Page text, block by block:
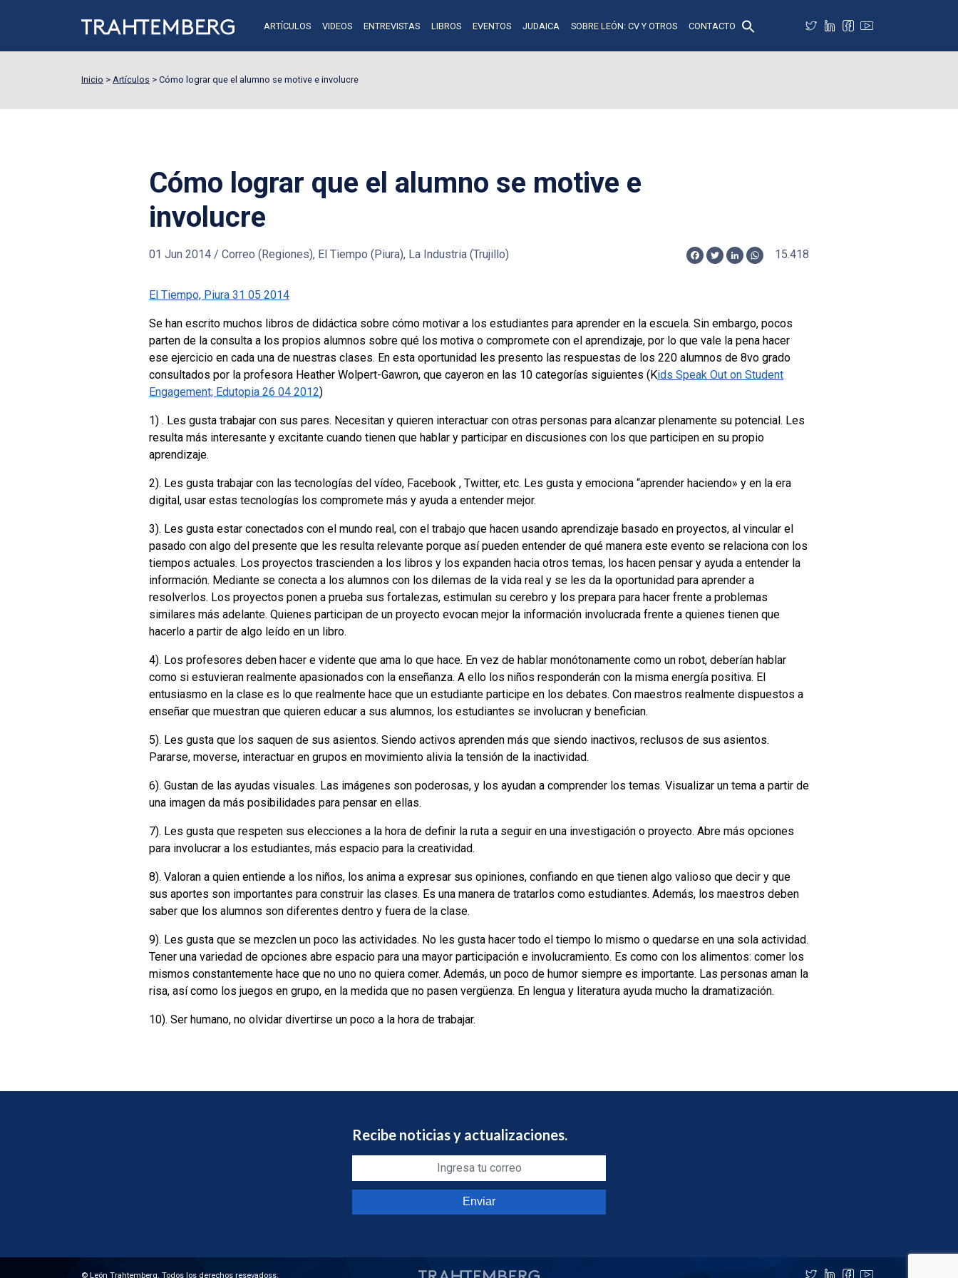
ARTÍCULOS VIDEOS ENTREVISTAS LIBROS EVENTOS JUDAICA SOBRE LEÓN: CV Y OTROS CONTACTO
Inicio > Artículos > Cómo lograr que el alumno se motive e involucre
Cómo lograr que el alumno se motive e
involucre
01 Jun 2014 / Correo (Regiones), El Tiempo (Piura), La Industria (Trujillo)
Facebook
TwitterLinkedInWhatsApp
15.418
El Tiempo, Piura 31 05 2014
Se han escrito muchos libros de didáctica sobre cómo motivar a los estudiantes para aprender en la escuela. Sin embargo, pocos
parten de la consulta a los propios alumnos sobre qué los motiva o compromete con el aprendizaje, por lo que vale la pena hacer
ese ejercicio en cada una de nuestras clases. En esta oportunidad les presento las respuestas de los 220 alumnos de 8vo grado
consultados por la profesora Heather Wolpert-Gawron, que cayeron en las 10 categorías siguientes (Kids Speak Out on Student
Engagement; Edutopia 26 04 2012)
1) . Les gusta trabajar con sus pares. Necesitan y quieren interactuar con otras personas para alcanzar plenamente su potencial. Les
resulta más interesante y excitante cuando tienen que hablar y participar en discusiones con los que participen en su propio
aprendizaje.
2). Les gusta trabajar con las tecnologías del vídeo, Facebook , Twitter, etc. Les gusta y emociona “aprender haciendo» y en la era
digital, usar estas tecnologías los compromete más y ayuda a entender mejor.
3). Les gusta estar conectados con el mundo real, con el trabajo que hacen usando aprendizaje basado en proyectos, al vincular el
pasado con algo del presente que les resulta relevante porque así pueden entender de qué manera este evento se relaciona con los
tiempos actuales. Los proyectos trascienden a los libros y los expanden hacia otros temas, los hacen pensar y ayuda a entender la
información. Mediante se conecta a los alumnos con los dilemas de la vida real y se les da la oportunidad para aprender a
resolverlos. Los proyectos ponen a prueba sus fortalezas, estimulan su cerebro y los prepara para hacer frente a problemas
similares más adelante. Quienes participan de un proyecto evocan mejor la información involucrada frente a quienes tienen que
hacerlo a partir de algo leído en un libro.
4). Los profesores deben hacer e vidente que ama lo que hace. En vez de hablar monótonamente como un robot, deberían hablar
como si estuvieran realmente apasionados con la enseñanza. A ello los niños responderán con la misma energía positiva. El
entusiasmo en la clase es lo que realmente hace que un estudiante participe en los debates. Con maestros realmente dispuestos a
enseñar que muestran que quieren educar a sus alumnos, los estudiantes se involucran y benefician.
5). Les gusta que los saquen de sus asientos. Siendo activos aprenden más que siendo inactivos, reclusos de sus asientos.
Pararse, moverse, interactuar en grupos en movimiento alivia la tensión de la inactividad.
6). Gustan de las ayudas visuales. Las imágenes son poderosas, y los ayudan a comprender los temas. Visualizar un tema a partir de
una imagen da más posibilidades para pensar en ellas.
7). Les gusta que respeten sus elecciones a la hora de definir la ruta a seguir en una investigación o proyecto. Abre más opciones
para involucrar a los estudiantes, más espacio para la creatividad.
8). Valoran a quien entiende a los niños, los anima a expresar sus opiniones, confiando en que tienen algo valioso que decir y que
sus aportes son importantes para construir las clases. Es una manera de tratarlos como estudiantes. Además, los maestros deben
saber que los alumnos son diferentes dentro y fuera de la clase.
9). Les gusta que se mezclen un poco las actividades. No les gusta hacer todo el tiempo lo mismo o quedarse en una sola actividad.
Tener una variedad de opciones abre espacio para una mayor participación e involucramiento. Es como con los alimentos: comer los
mismos constantemente hace que no uno no quiera comer. Además, un poco de humor siempre es importante. Las personas aman la
risa, así como los juegos en grupo, en la medida que no pasen vergüenza. En lengua y literatura ayuda mucho la dramatización.
10). Ser humano, no olvidar divertirse un poco a la hora de trabajar.
Recibe noticias y actualizaciones.
© León Trahtemberg. Todos los derechos resevadoss.